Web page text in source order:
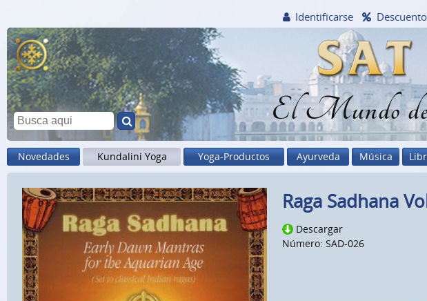
El Mundo
Identificarse
Novedades Kundalini Yoga Yoga-Productos Ayurveda Música
Raga Sadhana
Descargar
Número: SAD-026